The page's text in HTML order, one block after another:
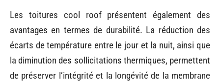
Les toitures cool roof présentent également des
avantages en termes de durabilité. La réduction des
écarts de température entre le jour et la nuit, ainsi que
la diminution des sollicitations thermiques, permettent
de préserver l’intégrité et la longévité de la membrane